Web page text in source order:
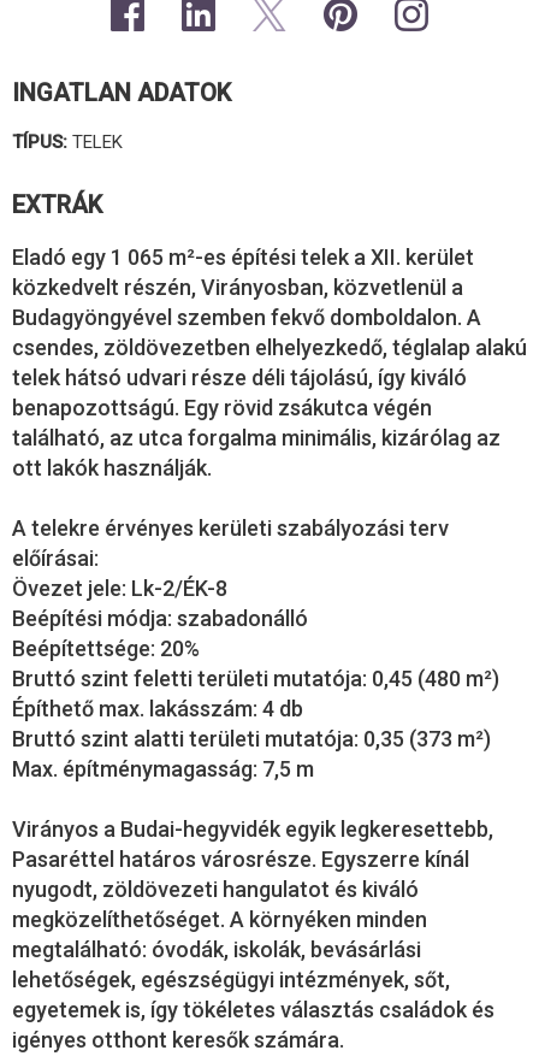
INGATLAN ADATOK
TÍPUS: TELEK
EXTRÁK
Eladó egy 1 065 m²-es építési telek a XII. kerület
közkedvelt részén, Virányosban, közvetlenül a
Budagyöngyével szemben fekvő domboldalon. A
csendes, zöldövezetben elhelyezkedő, téglalap alakú
telek hátsó udvari része déli tájolású, így kiváló
benapozottságú. Egy rövid zsákutca végén
található, az utca forgalma minimális, kizárólag az
ott lakók használják.
A telekre érvényes kerületi szabályozási terv
előírásai:
Övezet jele: Lk-2/ÉK-8
Beépítési módja: szabadonálló
Beépítettsége: 20%
Bruttó szint feletti területi mutatója: 0,45 (480 m²)
Építhető max. lakásszám: 4 db
Bruttó szint alatti területi mutatója: 0,35 (373 m²)
Max. építménymagasság: 7,5 m
Virányos a Budai-hegyvidék egyik legkeresettebb,
Pasaréttel határos városrésze. Egyszerre kínál
nyugodt, zöldövezeti hangulatot és kiváló
megközelíthetőséget. A környéken minden
megtalálható: óvodák, iskolák, bevásárlási
lehetőségek, egészségügyi intézmények, sőt,
egyetemek is, így tökéletes választás családok és
igényes otthont keresők számára.